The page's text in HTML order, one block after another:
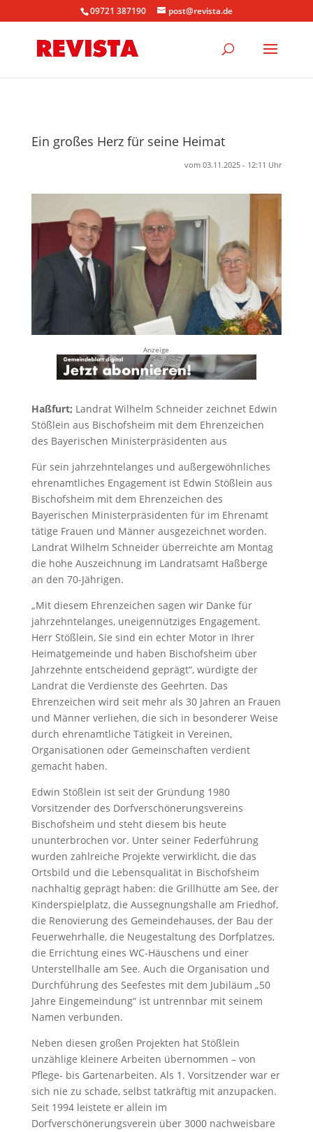
09721 387190 post@revista.de
Ein großes Herz für seine Heimat
vom 03.11.2025 - 12:11 Uhr
Anzeige
Haßfurt; Landrat Wilhelm Schneider zeichnet Edwin
Stößlein aus Bischofsheim mit dem Ehrenzeichen
des Bayerischen Ministerpräsidenten aus
Für sein jahrzehntelanges und außergewöhnliches
ehrenamtliches Engagement ist Edwin Stößlein aus
Bischofsheim mit dem Ehrenzeichen des
Bayerischen Ministerpräsidenten für im Ehrenamt
tätige Frauen und Männer ausgezeichnet worden.
Landrat Wilhelm Schneider überreichte am Montag
die hohe Auszeichnung im Landratsamt Haßberge
an den 70-Jährigen.
„Mit diesem Ehrenzeichen sagen wir Danke für
jahrzehntelanges, uneigennütziges Engagement.
Herr Stößlein, Sie sind ein echter Motor in Ihrer
Heimatgemeinde und haben Bischofsheim über
Jahrzehnte entscheidend geprägt“, würdigte der
Landrat die Verdienste des Geehrten. Das
Ehrenzeichen wird seit mehr als 30 Jahren an Frauen
und Männer verliehen, die sich in besonderer Weise
durch ehrenamtliche Tätigkeit in Vereinen,
Organisationen oder Gemeinschaften verdient
gemacht haben.
Edwin Stößlein ist seit der Gründung 1980
Vorsitzender des Dorfverschönerungsvereins
Bischofsheim und steht diesem bis heute
ununterbrochen vor. Unter seiner Federführung
wurden zahlreiche Projekte verwirklicht, die das
Ortsbild und die Lebensqualität in Bischofsheim
nachhaltig geprägt haben: die Grillhütte am See, der
Kinderspielplatz, die Aussegnungshalle am Friedhof,
die Renovierung des Gemeindehauses, der Bau der
Feuerwehrhalle, die Neugestaltung des Dorfplatzes,
die Errichtung eines WC-Häuschens und einer
Unterstellhalle am See. Auch die Organisation und
Durchführung des Seefestes mit dem Jubiläum „50
Jahre Eingemeindung“ ist untrennbar mit seinem
Namen verbunden.
Neben diesen großen Projekten hat Stößlein
unzählige kleinere Arbeiten übernommen – von
Pflege- bis Gartenarbeiten. Als 1. Vorsitzender war er
sich nie zu schade, selbst tatkräftig mit anzupacken.
Seit 1994 leistete er allein im
Dorfverschönerungsverein über 3000 nachweisbare